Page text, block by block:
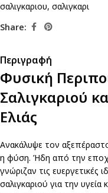
σαλιγκαριου, σαλιγκαρι
Share:
Περιγραφή
Φυσική
Σαλιγκαριού
Ελιάς
Ανακάλυψε τον
η φύση. Ήδη από την
γνώριζαν τις ευεργετικές
σαλιγκαριού για την